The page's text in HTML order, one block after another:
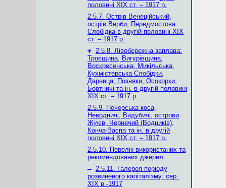
половині ХІХ ст. – 1917 р.
2.5.7. Острів Венеційський,
острів Верби, Передмостова
Слобідка в другій половині ХІХ
ст. – 1917 р.
+ 2.5.8. Лівобережна заплава:
Троєщина, Вигурівщина,
Воскресенська, Микільська,
Кухмістерська Слобідки,
Дарниця, Позняки, Осокорки,
Бортничі та ін. в другій половині
ХІХ ст. – 1917 р.
2.5.9. Печерська коса,
Неводничі, Видубичі, острови
Жуків, Чернечий (Водників),
Конча-Заспа та ін. в другій
половині ХІХ ст. – 1917 р.
2.5.10. Перелік використаних та
рекомендованих джерел
– 2.5.11. Галерея періоду
розвиненого капіталізму: сер.
ХІХ в.-1917